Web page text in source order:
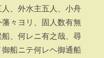
、外水主五人、小舟
々ヨリ、固人数有無
、何レニ有之哉、尋
船ニテ何レヘ御通船